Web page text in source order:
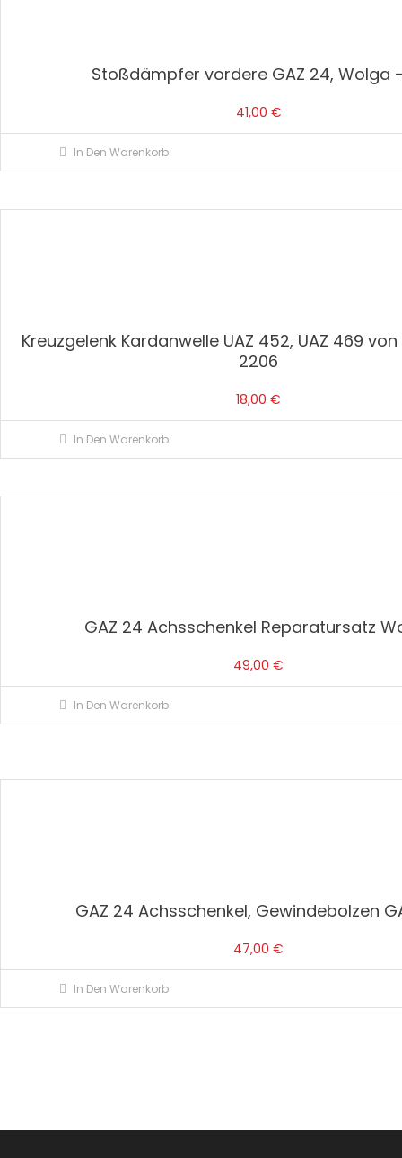
Stoßdämpfer vordere GAZ 24, Wolga
41,00 €
In Den Warenkorb
Kreuzgelenk Kardanwelle UAZ 452, UAZ 469 von
2206
18,00 €
In Den Warenkorb
GAZ 24 Achsschenkel Reparatursatz
49,00 €
In Den Warenkorb
GAZ 24 Achsschenkel, Gewindebolzen
47,00 €
In Den Warenkorb